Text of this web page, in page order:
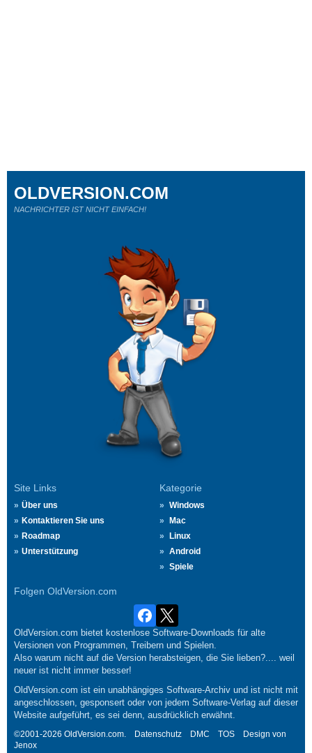
Site Links
Über uns
Kontaktieren Sie uns
Roadmap
Unterstützung
Kategorie
Windows
Mac
Linux
Android
Spiele
Folgen OldVersion.com
OLDVERSION.COM
NACHRICHTER IST NICHT EINFACH!
OldVersion.com bietet kostenlose Software-Downloads für alte
Versionen von Programmen, Treibern und Spielen.
Also warum nicht auf die Version herabsteigen, die Sie lieben?.... weil
neuer ist nicht immer besser!
OldVersion.com ist ein unabhängiges Software-Archiv und ist nicht mit
angeschlossen, gesponsert oder von jedem Software-Verlag auf dieser
Website aufgeführt, es sei denn, ausdrücklich erwähnt.
©2001-2026 OldVersion.com. Datenschutz DMC TOS
Design von
Jenox